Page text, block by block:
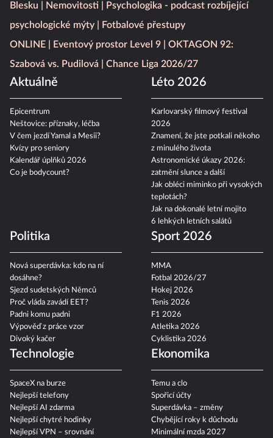
Blesku
Nemovitosti
Psychologika - podcast rozbíjející
psychologické mýty
Fotbalové přestupy
ONLINE
Eventový prostor Level 9
OKTAGON 92:
Szabová vs. Pudilová
Chance Liga 2026/27
Aktuálně
Epicentrum
Neštovice: příznaky, léčba
V čem jezdí Yamal a Mesii?
Kvízy pro seniory
Kalendář úplňků 2026
Co je bodycount?
Léto 2026
Karlovarský filmový festival
2026
Znamení, že jste potkali někoho
z minulého života
Astronomické úkazy 2026:
zatmění slunce a další
Jak obléci miminko při vysokých
teplotách?
Jak na dokonalé letní mojito
6 lehkých letních salátů
Politika
Nová superdávka: kdo na ní
dosáhne?
Sjezd sudetských Němců
Proč vláda zavádí EET?
Padni komu padni
Výpověď z práce vzor
Divoký kačer
Sport 2026
MMA
Fotbal 2026/27
Hokej 2026
Tenis 2026
F1 2026
Atletika 2026
Cyklistika 2026
Technologie
SpaceX na burze
Nejlepší telefony
Nejlepší AI zdarma
Nejlepší chytré hodinky
Nejlepší VPN – srovnání
Ekonomika
Temu a clo
Spořicí účty
Superdávka – změny
Chybějící roky k důchodu
Minimální mzda 2027